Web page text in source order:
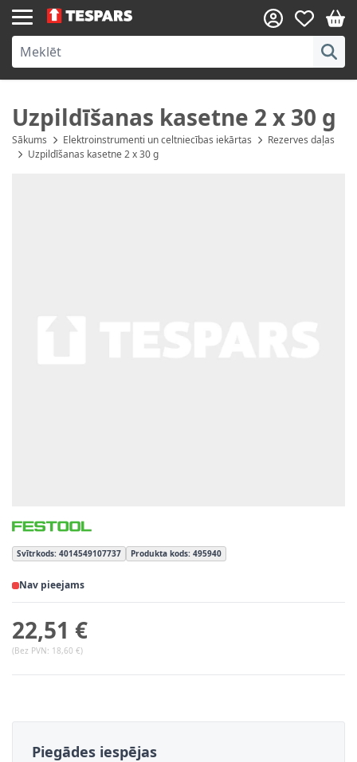
Skip to Content
Uzpildīšanas kasetne 2 x 30 g
Sākums Elektroinstrumenti un celtniecības iekārtas
Rezerves daļas
Uzpildīšanas kasetne 2 x 30 g
Svītrkods: 4014549107737 Produkta kods: 495940
Nav pieejams
22,51 €
(Bez PVN: 18,60 €)
Piegādes iespējas